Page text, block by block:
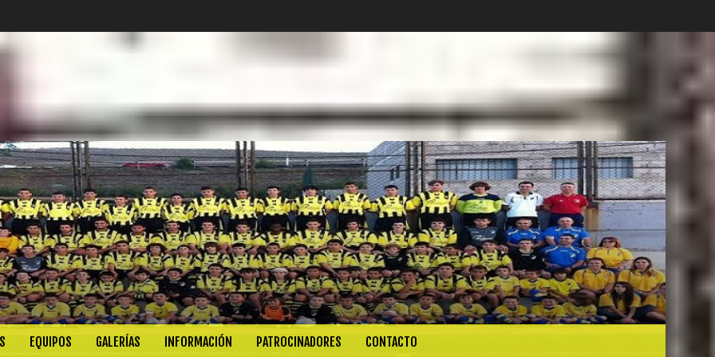
EQUIPOS GALERÍAS INFORMACIÓN PATROCINADORES CONTACTO